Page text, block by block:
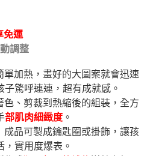
免運
調整
單加熱，畫好的大圖案就會迅速
驚呼連連，超有成就感。
色、剪裁到熱縮後的組裝，全方
部肌肉細緻度 。
成品可製成鑰匙圈或掛飾，讓孩
實用度爆表。